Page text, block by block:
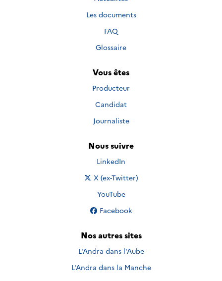
Les documents
FAQ
Glossaire
Vous êtes
Producteur
Candidat
Journaliste
Nous suivre
Nous suivre sur
LinkedIn
Nous suivre sur
X (ex-Twitter)
Nous suivre sur
YouTube
Nous suivre sur
Facebook
Nos autres sites
L'Andra dans l'Aube
L'Andra dans la Manche